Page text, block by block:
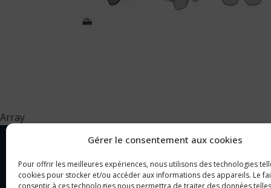
Gérer le consentement aux cookies
Pour offrir les meilleures expériences, nous utilisons des technologies
cookies pour stocker et/ou accéder aux informations des appareils. Le
consentir à ces technologies nous permettra de traiter des données
Array
NOTRE SOCIÉTÉ